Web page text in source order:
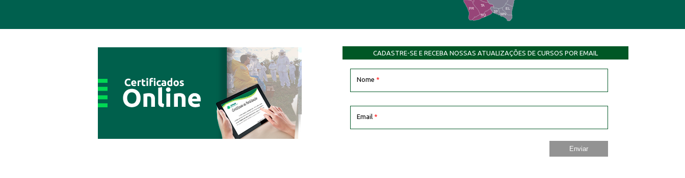
EL
JP
PR
TA
SQ MN
CADASTRE-SE E RECEBA NOSSAS ATUALIZAÇÕES DE CURSOS POR EMAIL
Nome *
Email *